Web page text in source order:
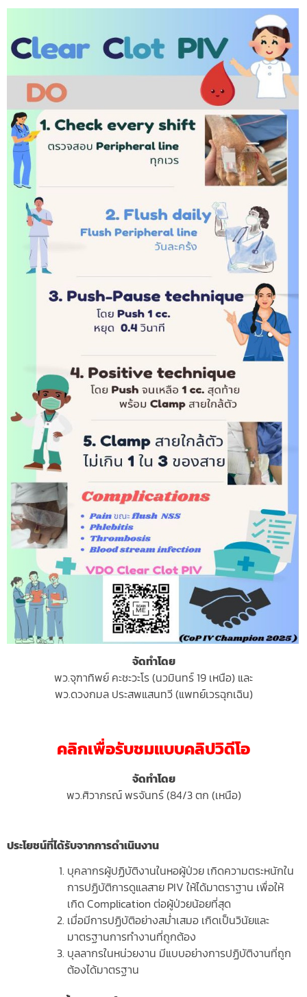
จัดทำโดย
พว.จุฑาทิพย์ คะชะวะโร (นวมินทร์ 19 เหนือ) และ
พว.ดวงกมล ประสพแสนทวี (แพทย์เวรฉุกเฉิน)
คลิกเพื่อรับชมแบบคลิปวิดีโอ
จัดทำโดย
พว.ศิวาภรณ์ พรจันทร์ (84/3 ตก (เหนือ)
ประโยชน์ที่ได้รับจากการดำเนินงาน
บุคลากรผู้ปฏิบัติงานในหอผู้ป่วย เกิดความตระหนักใน
การปฏิบัติการดูแลสาย PIV ให้ได้มาตราฐาน เพื่อให้
เกิด Complication ต่อผู้ป่วยน้อยที่สุด
เมื่อมีการปฏิบัติอย่างสม่ำเสมอ เกิดเป็นวินัยและ
มาตรฐานการทำงานที่ถูกต้อง
บุลลากรในหน่วยงาน มีแบบอย่างการปฏิบัติงานที่ถูก
ต้องได้มาตรฐาน